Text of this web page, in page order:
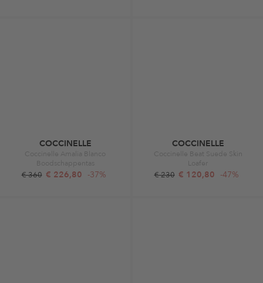
COCCINELLE
Coccinelle Amalia Blanco
Boodschappentas
€ 360 € 226,80 -37%
COCCINELLE
Coccinelle Beat Suede Skin
Loafer
€ 230 € 120,80 -47%